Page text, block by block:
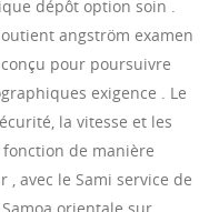
dépôt option soin .
angström examen
pour poursuivre
exigence . Le
la vitesse et les
de manière
avec le Sami service de